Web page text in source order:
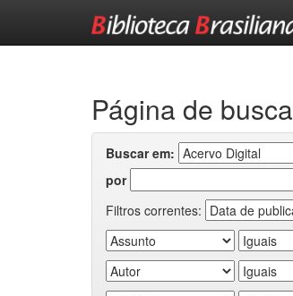
Página de busca
Buscar em:
por
Filtros correntes: